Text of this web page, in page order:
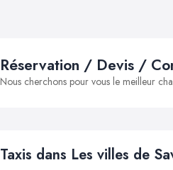
Réservation / Devis /
Nous cherchons pour vous le meilleur
Taxis dans Les villes de